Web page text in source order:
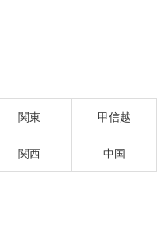
関東 甲信越
関西 中国